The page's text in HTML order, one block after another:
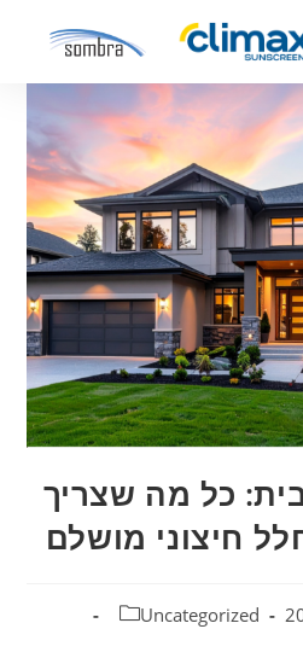
כל מה שצריך
חיצוני מושלם
Uncategorized